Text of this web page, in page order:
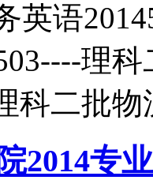
英语
理
科二批
2014专